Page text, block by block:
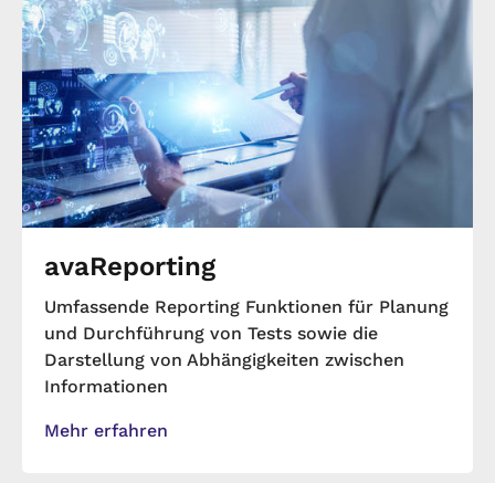
avaReporting
Umfassende Reporting Funktionen für Planung
und Durchführung von Tests sowie die
Darstellung von Abhängigkeiten zwischen
Informationen
Mehr erfahren